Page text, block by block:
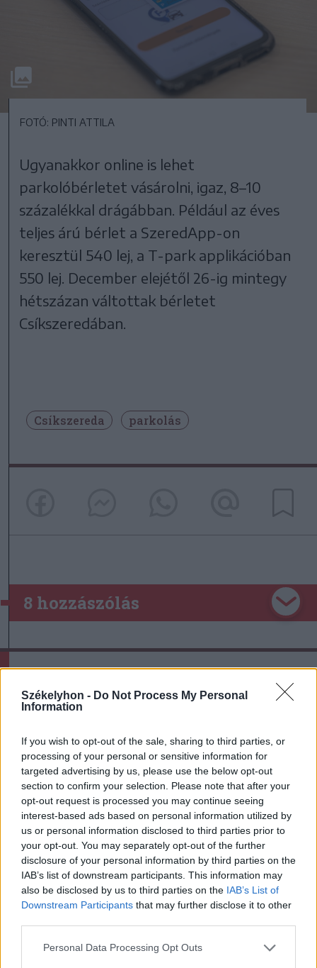
Székelyhon - Do Not Process My Personal
Information
If you wish to opt-out of the sale, sharing to third parties, or
processing of your personal or sensitive information for
targeted advertising by us, please use the below opt-out
section to confirm your selection. Please note that after your
opt-out request is processed you may continue seeing
interest-based ads based on personal information utilized by
us or personal information disclosed to third parties prior to
your opt-out. You may separately opt-out of the further
disclosure of your personal information by third parties on the
IAB’s list of downstream participants. This information may
also be disclosed by us to third parties on the IAB’s List of
Downstream Participants that may further disclose it to other
Personal Data Processing Opt Outs
FOTÓ: PINTI ATTILA
Ugyanakkor online is lehet
parkolóbérletet vásárolni, igaz, 8–10
százalékkal drágábban. Például az éves
teljes árú bérlet a SzeredApp-on
keresztül 540 lej, a T-park applikációban
550 lej. December elejétől 26-ig mintegy
hétszázan váltottak bérletet
Csíkszeredában.
Csíkszereda parkolás
8 hozzászólás
Ezek is érdekelhetik
Vaddisznó szaladt le a
budapesti metróba, felszállt
az egyik kocsira, majd
kilőtték – videóval
Székelyhon
Hétvégén is folytatódik a
gázolaj árának csökkenése
A gól már összejött, az